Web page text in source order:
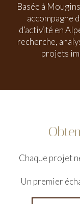
Basée à
accompagne
d’activité en
recherche,
projets
Chaque projet
Un premier